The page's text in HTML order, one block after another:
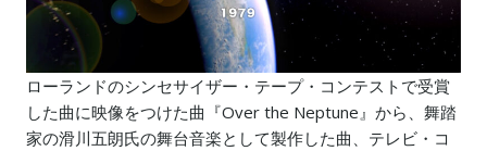
ローランドのシンセサイザー・テープ・コンテストで受賞
した曲に映像をつけた曲『Over the Neptune』から、舞踏
家の滑川五朗氏の舞台音楽として製作した曲、テレビ・コ